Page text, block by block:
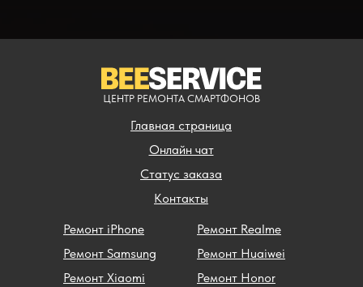
Главная страница
Контакты
Статус заказа
Ремонт iPhone
Ремонт Samsung
Ремонт Xiaomi
Ремонт Realme
Ремонт Huaiwei
Ремонт Honor
Онлайн чат
ЦЕНТР РЕМОНТА СМАРТФОНОВ